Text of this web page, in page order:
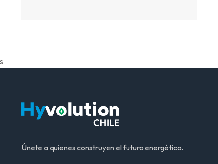
s
Únete a quienes construyen el futuro energético.